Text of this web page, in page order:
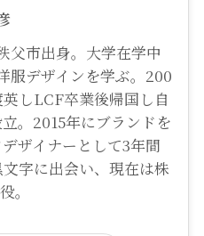
父市出身。大学在学中
服デザインを学ぶ。200
しLCF卒業後帰国し自
。2015年にブランドを
ザイナーとして3年間
字に出会い、現在は株
。